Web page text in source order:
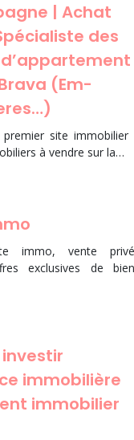
| Achat
des
(Em­
site immobilier
à vendre sur la…
immo, vente
exclusives de
immobilière
immobilier